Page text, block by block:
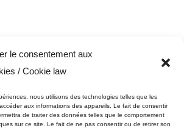
le consentement aux
/ Cookie law
nous utilisons des technologies telles que les
aux informations des appareils. Le fait de consentir
de traiter des données telles que le comportement
sur ce site. Le fait de ne pas consentir ou de retirer son
pour bois